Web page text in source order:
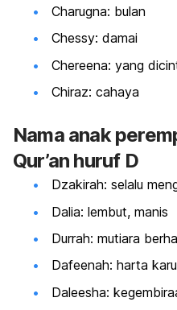
Charugna: bulan
Chessy: damai
Chereena: yang
Chiraz: cahaya
Nama anak
Qur’an huruf D
Dzakirah: selalu
Dalia: lembut, manis
Durrah: mutiara
Dafeenah: harta
Daleesha: